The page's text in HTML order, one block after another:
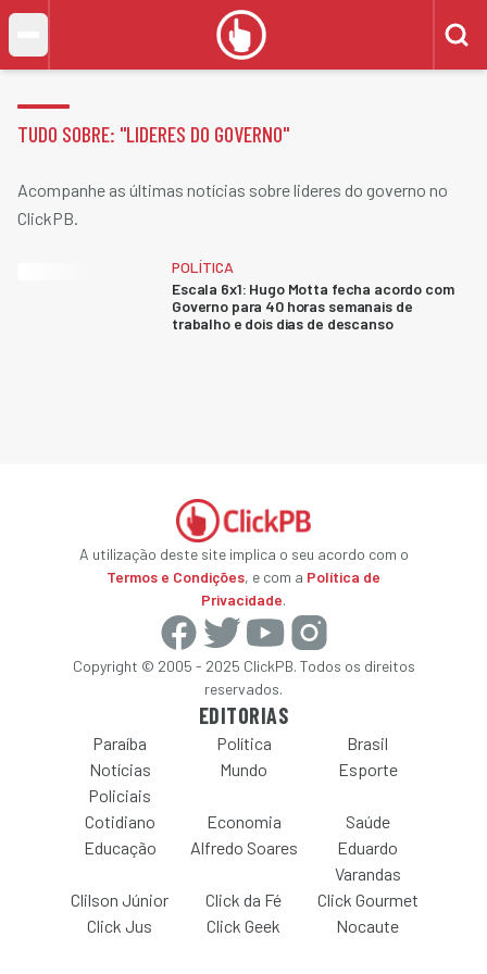
TUDO SOBRE: "LIDERES DO GOVERNO"
Acompanhe as últimas notícias sobre lideres do governo no
ClickPB.
POLÍTICA
Escala 6x1: Hugo Motta fecha acordo com
Governo para 40 horas semanais de
trabalho e dois dias de descanso
A utilização deste site implica o seu acordo com o
Termos e Condições, e com a Política de
Privacidade.
Copyright © 2005 - 2025 ClickPB. Todos os direitos
reservados.
EDITORIAS
Paraíba Política
Brasil
Notícias
Policiais
Mundo Esporte
Cotidiano Economia
Saúde
Educação
Alfredo Soares
Eduardo
Varandas
Clilson Júnior
Click da Fé
Click Gourmet
Click Jus
Click Geek Nocaute